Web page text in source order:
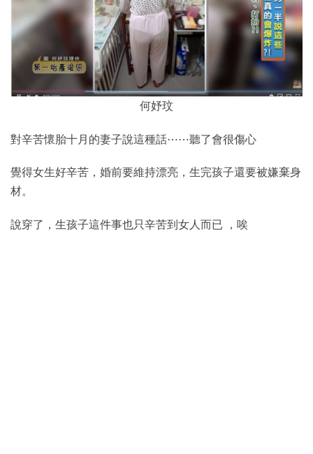
何妤玟
對辛苦懷胎十月的妻子說這種話⋯⋯聽了會很傷心
覺得女生好辛苦，婚前要維持漂亮，生完孩子還要被嫌棄身
材。
說穿了，生孩子這件事也只辛苦到女人而已 ，唉